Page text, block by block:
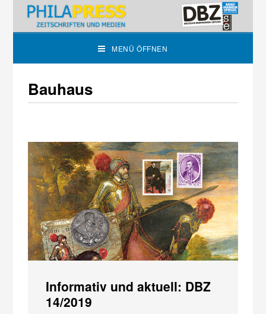
MENÜ ÖFFNEN
Bauhaus
Informativ und aktuell: DBZ
14/2019